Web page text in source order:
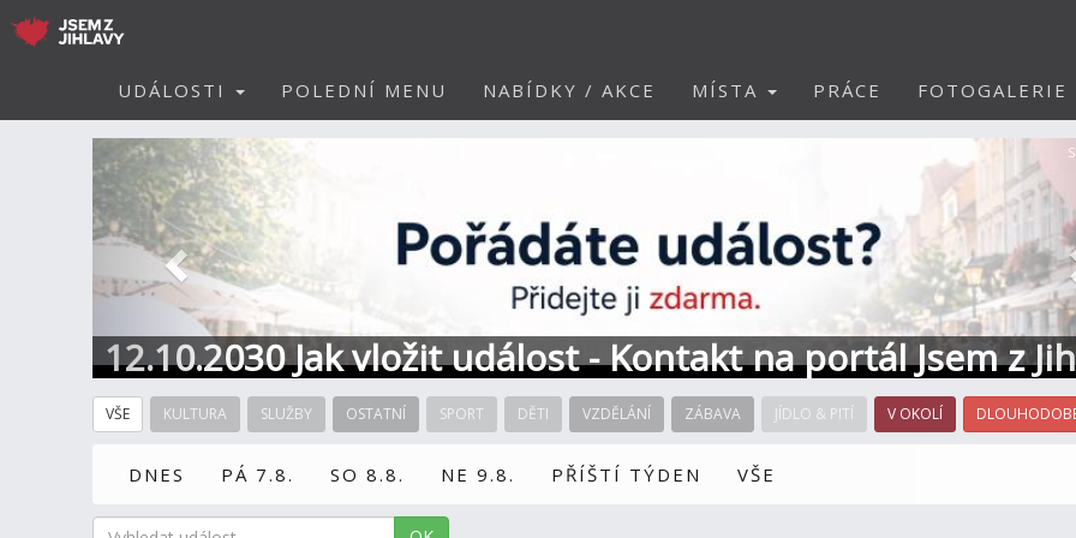
UDÁLOSTI POLEDNÍ MENU NABÍDKY / AKCE MÍSTA PRÁCE FOTOGALERIE
12.10.2030 Jak vložit událost - Kontakt na portál Jsem z
Předchozí
VŠE KULTURA SLUŽBY OSTATNÍ SPORT DĚTI VZDĚLÁNÍ ZÁBAVA JÍDLO & PITÍ V OKOLÍ
DNES PÁ 7.8. SO 8.8. NE 9.8. PŘÍŠTÍ TÝDEN VŠE